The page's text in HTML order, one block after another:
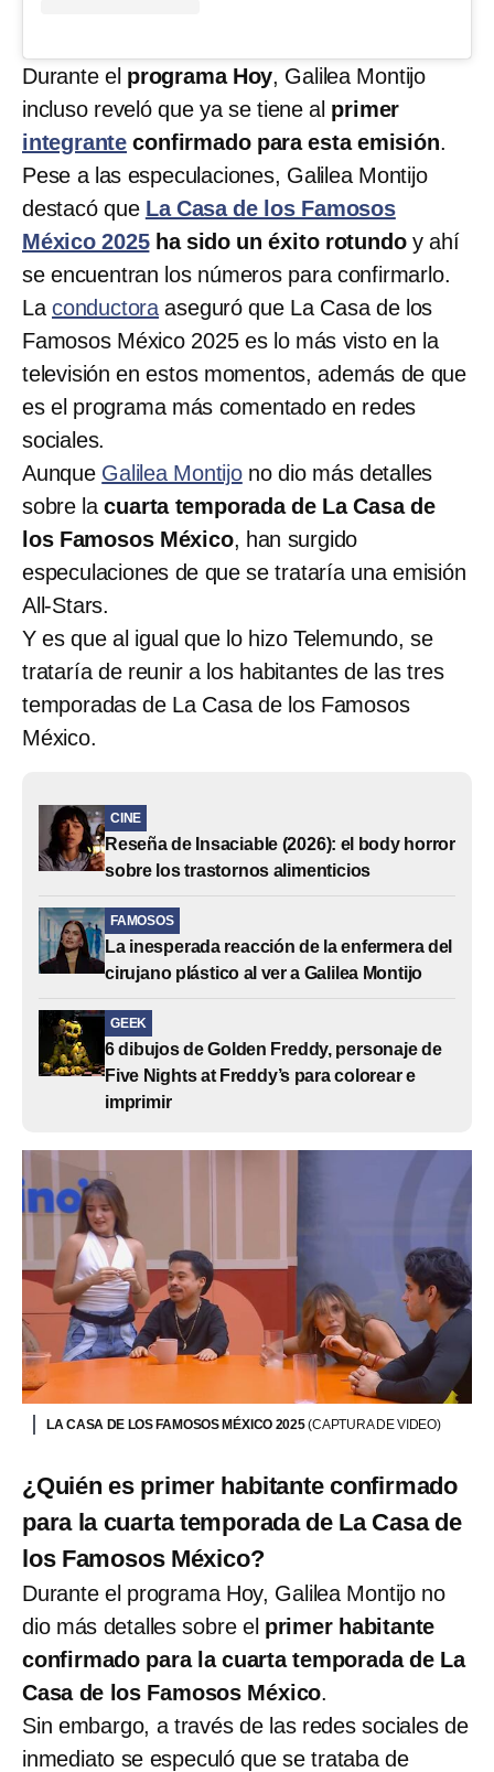
Durante el programa Hoy, Galilea Montijo
incluso reveló que ya se tiene al primer
integrante confirmado para esta emisión.
Pese a las especulaciones, Galilea Montijo
destacó que La Casa de los Famosos
México 2025ha sido un éxito rotundo y ahí
se encuentran los números para confirmarlo.
La conductora aseguró que La Casa de los
Famosos México 2025 es lo más visto en la
televisión en estos momentos, además de que
es el programa más comentado en redes
sociales.
Aunque Galilea Montijono dio más detalles
sobre la cuarta temporada de La Casa de
los Famosos México, han surgido
especulaciones de que se trataría una emisión
All-Stars.
Y es que al igual que lo hizo Telemundo, se
trataría de reunir a los habitantes de las tres
temporadas de La Casa de los Famosos
México.
CINE
Reseña de Insaciable (2026): el body horror
sobre los trastornos alimenticios
FAMOSOS
La inesperada reacción de la enfermera del
cirujano plástico al ver a Galilea Montijo
GEEK
6 dibujos de Golden Freddy, personaje de
Five Nights at Freddy’s para colorear e
imprimir
LA CASA DE LOS FAMOSOS MÉXICO 2025(CAPTURA DE VIDEO)
¿Quién es primer habitante confirmado
para la cuarta temporada de La Casa de
los Famosos México?
Durante el programa Hoy, Galilea Montijo no
dio más detalles sobre el primer habitante
confirmado para la cuarta temporada de La
Casa de los Famosos México.
Sin embargo, a través de las redes sociales de
inmediato se especuló que se trataba de